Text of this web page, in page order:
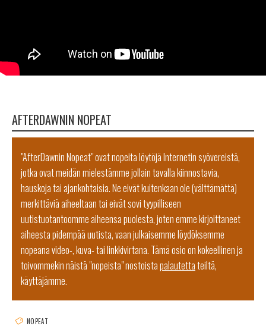
AFTERDAWNIN NOPEAT
"AfterDawnin Nopeat" ovat nopeita löytöjä Internetin syövereistä,
jotka ovat meidän mielestämme jollain tavalla kiinnostavia,
hauskoja tai ajankohtaisia. Ne eivät kuitenkaan ole (välttämättä)
merkittäviä aiheeltaan tai eivät sovi tyypilliseen
uutistuotantoomme aiheensa puolesta, joten emme kirjoittaneet
aiheesta pidempää uutista, vaan julkaisemme löydöksemme
nopeana video-, kuva- tai linkkivirtana. Tämä osio on kokeellinen ja
toivommekin näistä "nopeista" nostoistapalautettateiltä,
käyttäjämme.
NOPEAT